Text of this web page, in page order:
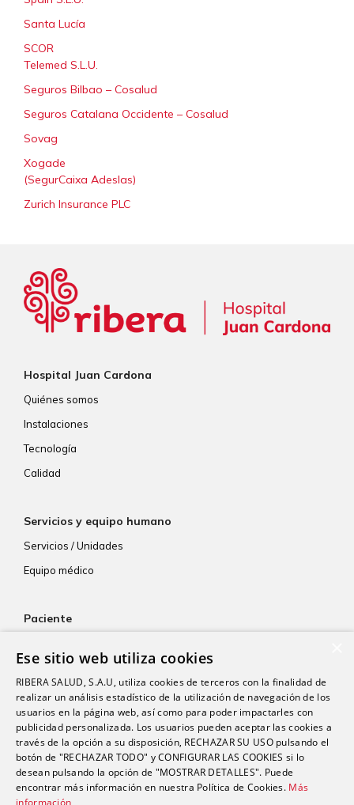
Santa Lucía
SCOR
Telemed S.L.U.
Seguros Bilbao – Cosalud
Seguros Catalana Occidente – Cosalud
Sovag
Xogade
(SegurCaixa Adeslas)
Zurich Insurance PLC
Hospital Juan Cardona
Quiénes somos
Instalaciones
Tecnología
Calidad
Servicios y equipo humano
Servicios / Unidades
Equipo médico
Paciente
Aseguradoras
Resultados de laboratorio
Consentimiento informado
Paciente internacional
Actualidad
Ese sitio web utiliza cookies
RIBERA SALUD, S.A.U, utiliza cookies de terceros con la finalidad de
realizar un análisis estadístico de la utilización de navegación de los
usuarios en la página web, así como para poder impactarles con
publicidad personalizada. Los usuarios pueden aceptar las cookies a
través de la opción a su disposición, RECHAZAR SU USO pulsando el
botón de "RECHAZAR TODO" y CONFIGURAR LAS COOKIES si lo
desean pulsando la opción de "MOSTRAR DETALLES". Puede
encontrar más información en nuestra Política de Cookies. Más
información